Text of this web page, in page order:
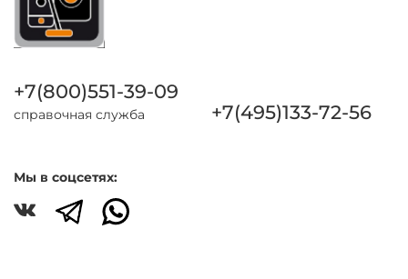
+7(800)551-39-09
справочная служба +7(495)133-72-56
Мы в соцсетях: